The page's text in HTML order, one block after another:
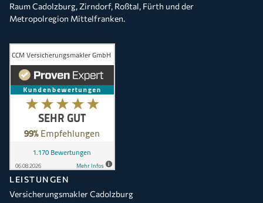
Raum Cadolzburg, Zirndorf, Roßtal, Fürth und der
Metropolregion Mittelfranken.
LEISTUNGEN
Versicherungsmakler Cadolzburg